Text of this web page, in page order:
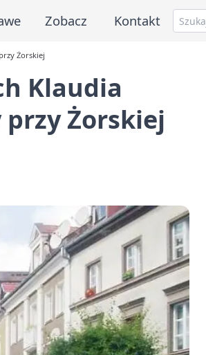
Zobacz Kontakt
Żorskiej
Klaudia
Żorskiej